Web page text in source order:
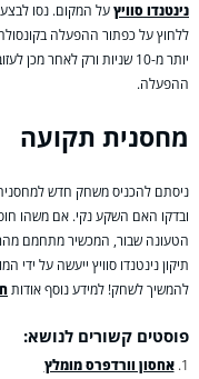
נינטנדו סוויץעל המקום. נסו
ללחוץ על כפתור ההפעלה
יותר מ-10 שניות ורק לאחר
ההפעלה.
מחסנית תקועה
ניסתם להכניס משחק חדש
ובדקו האם השקע נקי. אם משהו
הטעונה שבור, המכשיר מתחמם
תיקון נינטנדו סוויץ ייעשה על
להמשיך לשחק! למידע נוסף אודות
פוסטים קשורים לנושא:
אחסון וורדפרס מומלץ